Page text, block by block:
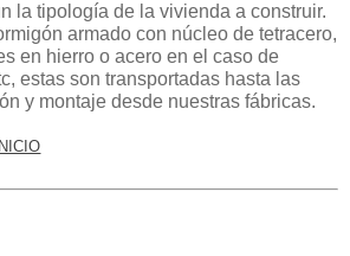
la tipología de la vivienda a construir.
armado con núcleo de tetracero,
en hierro o acero en el caso de
estas son transportadas hasta las
y montaje desde nuestras fábricas.